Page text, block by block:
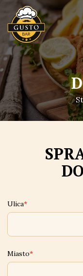
Ulica
Miasto